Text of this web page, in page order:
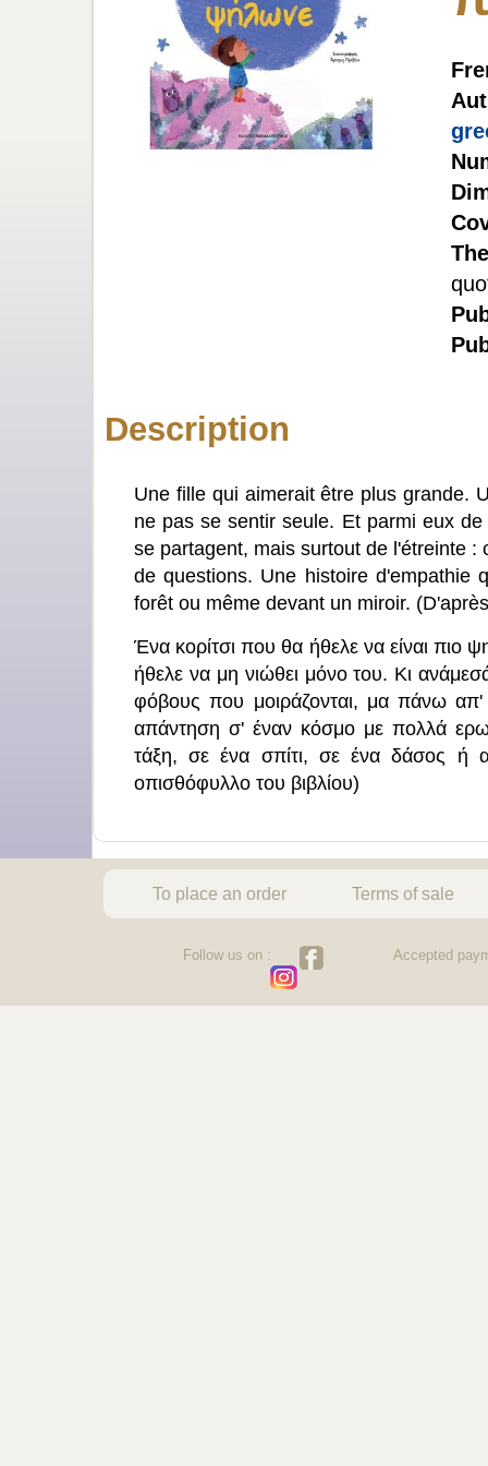
Description
Une fille qui aimerait être plus grande.
ne pas se sentir seule. Et parmi eux
se partagent, mais surtout de l'étreinte
de questions. Une histoire d'empathie
forêt ou même devant un miroir.
Ένα κορίτσι που θα ήθελε να είναι πιο
ήθελε να μη νιώθει μόνο του. Κι
φόβους που μοιράζονται, μα πάνω απ'
απάντηση σ' έναν κόσμο με πολλά
τάξη, σε ένα σπίτι, σε ένα δάσος ή
οπισθόφυλλο του βιβλίου)
To place an order Terms of sale
Follow us on : Accepted